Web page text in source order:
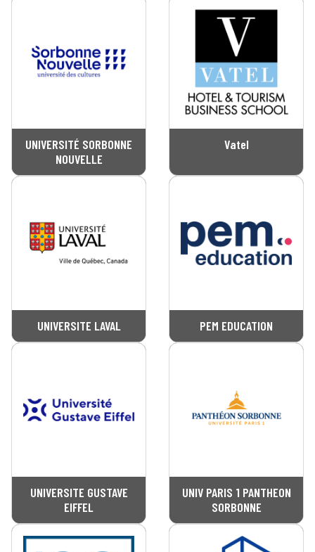
UNIVERSITÉ SORBONNE
NOUVELLE
Vatel
UNIVERSITE LAVAL PEM EDUCATION
UNIVERSITE GUSTAVE
EIFFEL
UNIV PARIS 1 PANTHEON
SORBONNE